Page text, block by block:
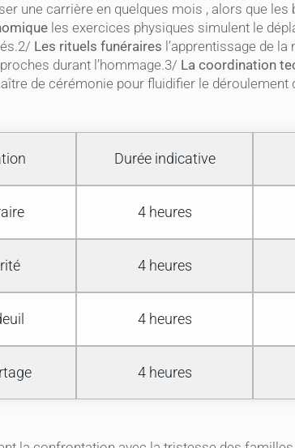
une carrière en quelques mois , alors que
les exercices physiques simulent le
Les rituels funéraires l’apprentissage de
durant l’hommage.3/ La coordination
de cérémonie pour fluidifier le déroulement
Durée indicative
4 heures
4 heures
4 heures
4 heures